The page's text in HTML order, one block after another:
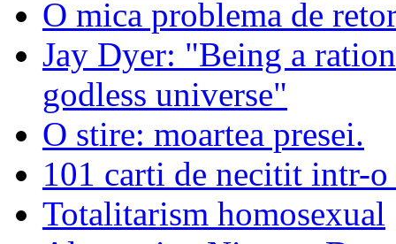
O mica problema de
Jay Dyer: "Being a
godless universe"
O stire: moartea presei.
101 carti de necitit intr-
Totalitarism homosexual